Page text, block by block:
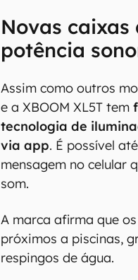
Novas caixas
potência
Assim como outros
e a XBOOM XL5T tem
tecnologia de
via app. É possível
mensagem no celular
som.
A marca afirma que
próximos a piscinas,
respingos de água.